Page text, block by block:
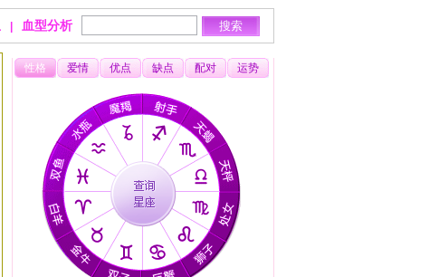
血型分析
性格 爱情 优点 缺点 配对 运势